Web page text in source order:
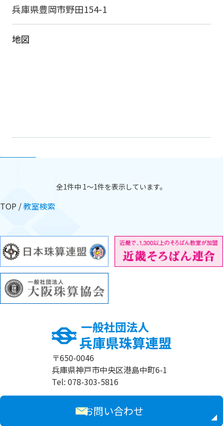
兵庫県豊岡市野田154-1
地図
全1件中 1〜1件を表示しています。
TOP 教室検索
〒650-0046
兵庫県神戸市中央区港島中町6-1
Tel: 078-303-5816
お問い合わせ